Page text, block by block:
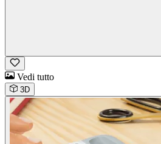
Vedi tutto
3D